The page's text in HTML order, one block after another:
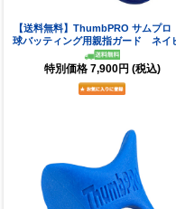
【送料無料】ThumbPRO サムプ
球バッティング用親指ガード ネイ
特別価格 7,900円 (税込)